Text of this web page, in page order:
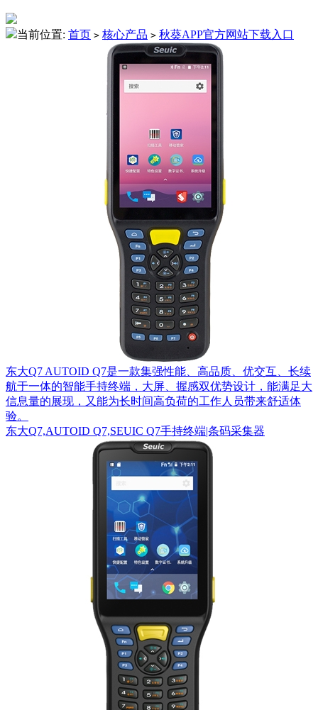
当前位置: 首页 > 核心产品 > 秋葵APP官方网站下载入口
东大Q7 AUTOID Q7是一款集强性能、高品质、优交互、长续
航于一体的智能手持终端，大屏、握感双优势设计，能满足大
信息量的展现，又能为长时间高负荷的工作人员带来舒适体
验。
东大Q7,AUTOID Q7,SEUIC Q7手持终端|条码采集器